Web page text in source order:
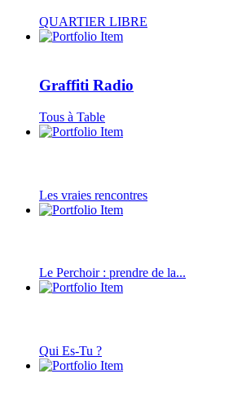
QUARTIER LIBRE
Graffiti Radio
Tous à Table
Les vraies rencontres
Le Perchoir : prendre de la...
Qui Es-Tu ?